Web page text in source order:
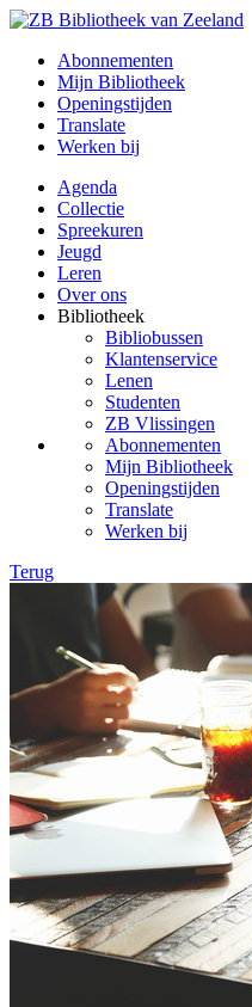
Abonnementen
Mijn Bibliotheek
Openingstijden
Translate
Werken bij
Agenda
Collectie
Spreekuren
Jeugd
Leren
Over ons
Bibliotheek
Bibliobussen
Klantenservice
Lenen
Studenten
ZB Vlissingen
Abonnementen
Mijn Bibliotheek
Openingstijden
Translate
Werken bij
Terug